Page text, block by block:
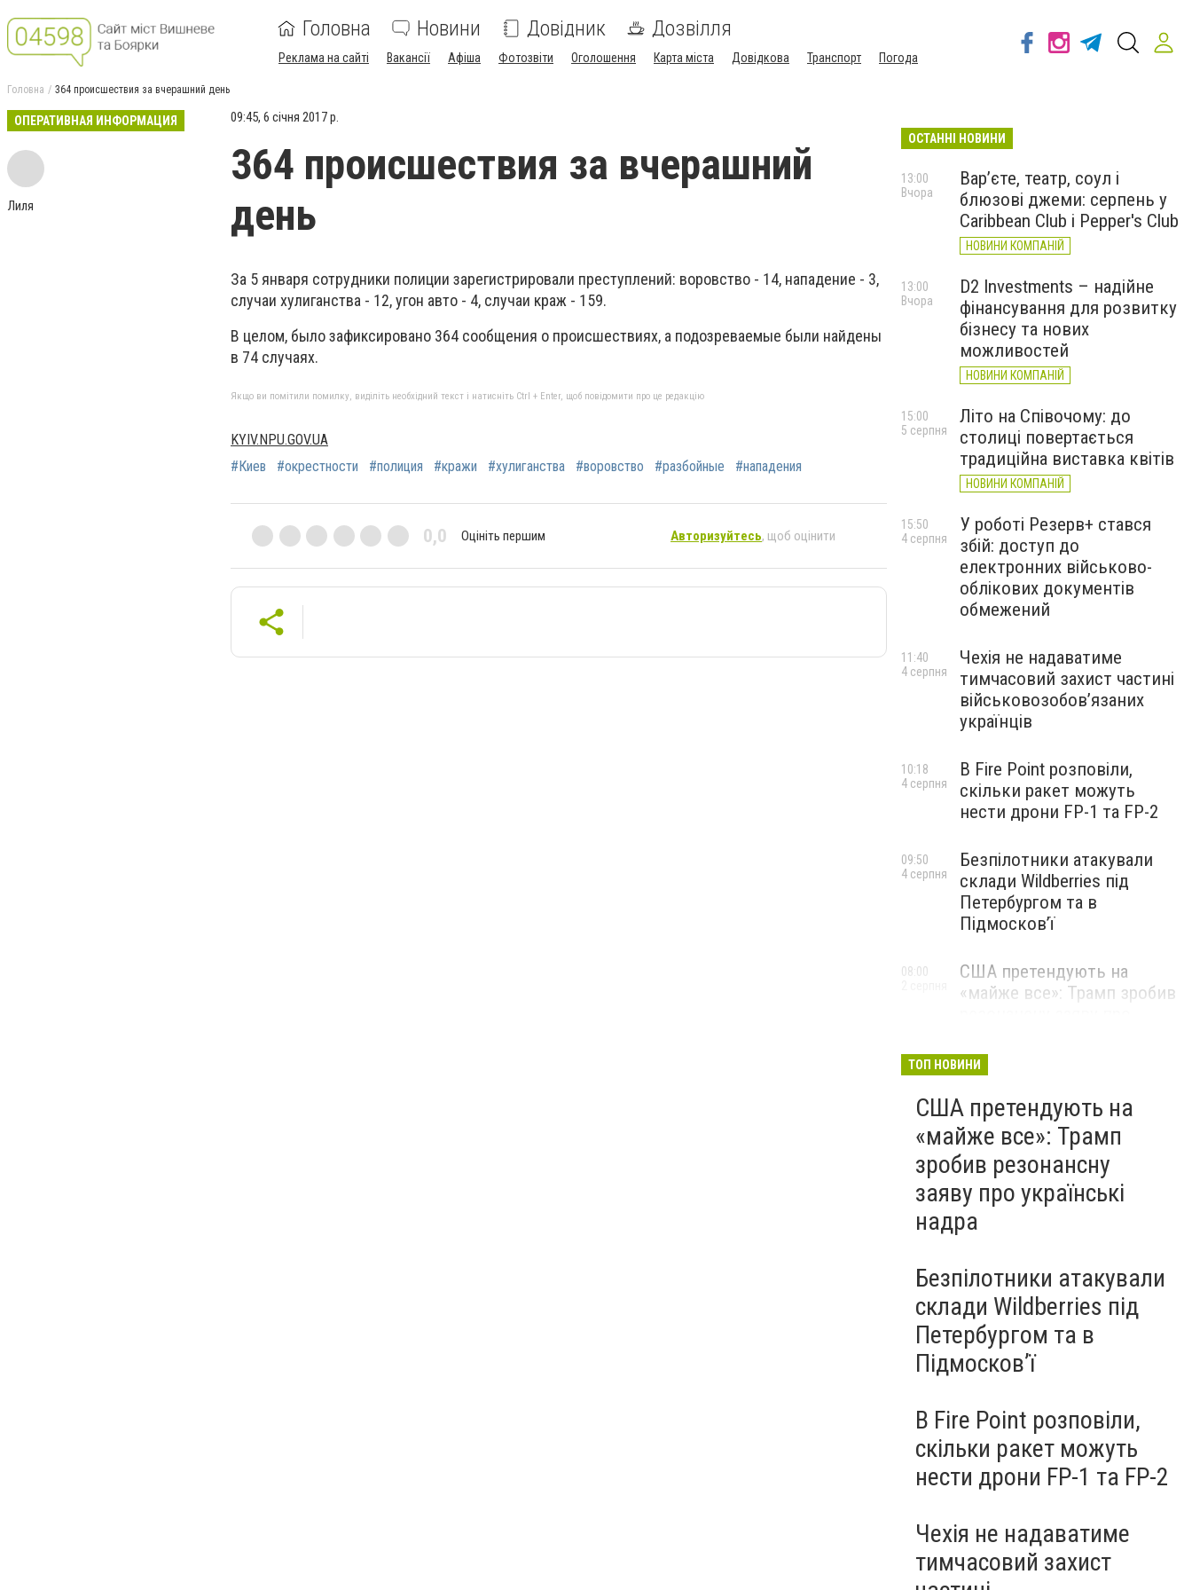
Головна Новини Довідник Дозвілля
Реклама на сайті Вакансії Афіша Фотозвіти Оголошення Карта міста Довідкова Транспорт Погода
Головна 364 происшествия за вчерашний день
ОПЕРАТИВНАЯ ИНФОРМАЦИЯ
Лиля
09:45, 6 січня 2017 р.
364 происшествия за вчерашний
день
За 5 января сотрудники полиции зарегистрировали преступлений: воровство - 14, нападение - 3,
случаи хулиганства - 12, угон авто - 4, случаи краж - 159.
В целом, было зафиксировано 364 сообщения о происшествиях, а подозреваемые были найдены
в 74 случаях.
Якщо ви помітили помилку, виділіть необхідний текст і натисніть Ctrl + Enter, щоб повідомити про це редакцію
KYIV.NPU.GOV.UA
#Киев
#окрестности #полиция #кражи #хулиганства #воровство #разбойные #нападения
0,0 Оцініть першим Авторизуйтесь, щоб оцінити
ОСТАННІ НОВИНИ
Вар’єте, театр, соул і
блюзові джеми: серпень у
Caribbean Club і Pepper's Club
НОВИНИ КОМПАНІЙ
13:00
Вчора
D2 Investments – надійне
фінансування для розвитку
бізнесу та нових
можливостей
НОВИНИ КОМПАНІЙ
13:00
Вчора
Літо на Співочому: до
столиці повертається
традиційна виставка квітів
НОВИНИ КОМПАНІЙ
15:00
5 серпня
У роботі Резерв+ стався
збій: доступ до
електронних військово-
облікових документів
обмежений
15:50
4 серпня
Чехія не надаватиме
тимчасовий захист частині
військовозобов’язаних
українців
11:40
4 серпня
В Fire Point розповіли,
скільки ракет можуть
нести дрони FP-1 та FP-2
10:18
4 серпня
Безпілотники атакували
склади Wildberries під
Петербургом та в
Підмосков’ї
09:50
4 серпня
США претендують на
«майже все»: Трамп зробив
08:00
ТОП НОВИНИ
США претендують на
«майже все»: Трамп
зробив резонансну
заяву про українські
надра
Безпілотники атакували
склади Wildberries під
Петербургом та в
Підмосков’ї
В Fire Point розповіли,
скільки ракет можуть
нести дрони FP-1 та FP-2
Чехія не надаватиме
тимчасовий захист